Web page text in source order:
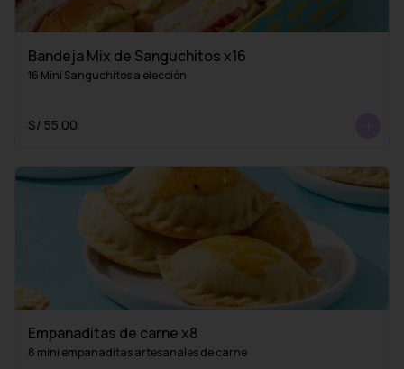
Bandeja Mix de Sanguchitos x16
16 Mini Sanguchitos a elección
S/ 55.00
Empanaditas de carne x8
8 mini empanaditas artesanales de carne